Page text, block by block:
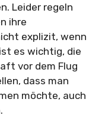
Leider regeln
ihre
explizit, wenn
es wichtig, die
vor dem Flug
dass man
möchte, auch